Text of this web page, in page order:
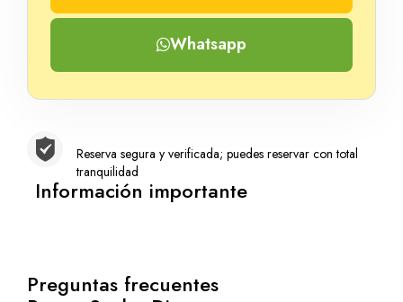
Whatsapp
Reserva segura y verificada; puedes reservar con total
tranquilidad
Información importante
Preguntas frecuentes